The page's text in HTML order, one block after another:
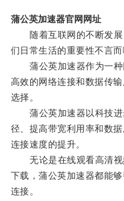
蒲公英加速器官网网址
随着互联网的不断发展
们日常生活的重要性不言而
蒲公英加速器作为一种
高效的网络连接和数据传
选择。
蒲公英加速器以科技进
径、提高带宽利用率和数
连接速度的提升。
无论是在线观看高清视
下载，蒲公英加速器都能
连接。